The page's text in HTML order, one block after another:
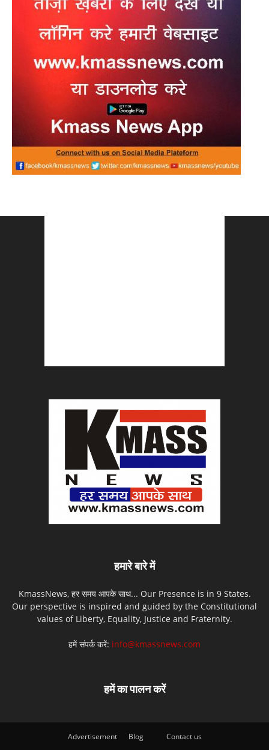
हमारे बारे में
KmassNews, हर समय आपके साथ... Our Presence is in 9 States.
Our perspective is inspired and guided by the Constitutional
values of Liberty, Equality, Justice and Fraternity.
हमें संपर्क करें: info@kmassnews.com
हमें का पालन करें
Advertisement Blog Contact us